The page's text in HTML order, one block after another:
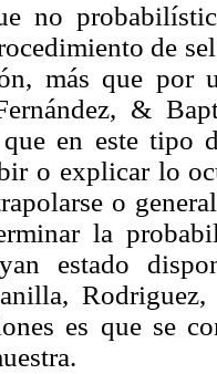
no
de
más que por
&
en este tipo
o explicar lo
o
la
estado
es que se